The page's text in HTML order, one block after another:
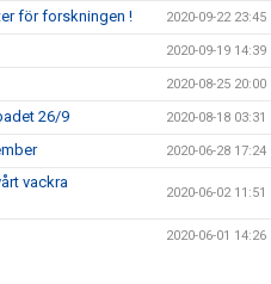
för forskningen ! 2020-09-22 23:45
2020-09-19 14:39
2020-08-25 20:00
26/9 2020-08-18 03:31
2020-06-28 17:24
vackra
2020-06-02 11:51
2020-06-01 14:26